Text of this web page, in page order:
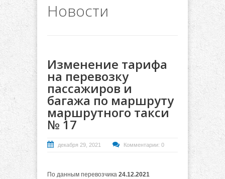
Новости
Изменение тарифа
на перевозку
пассажиров и
багажа по маршруту
маршрутного такси
№ 17
декабря 29, 2021 Комментарии: 0
По данным перевозчика 24.12.2021